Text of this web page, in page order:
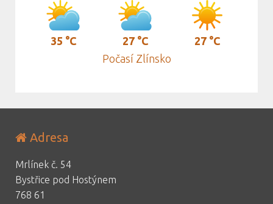
35 °C 27 °C
27 °C
Počasí Zlínsko
Adresa
Mrlínek č. 54
Bystřice pod Hostýnem
768 61